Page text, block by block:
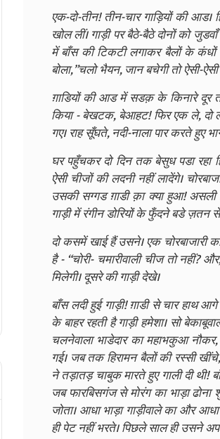
एक-दो-तीन! तीन-चार गाड़ियों की
खोल लीं। गाड़ी पर बैठे-बैठे दोनों को
में बाँस की टिकटी लगाकर बैलों के कंधों
बोला,”चलो भैयन, जान बचेगी तो ऐसी-
ग़ाडियों की आड में सडक़ के किनारे दूर
किया - बेखटक, बेआहट! फिर एक ले, दो
गए। राह सूँघते, नदी-नाला पार करते हुए
घर पहुँचकर दो दिन तक बेसुध पडा
ऐसी चीजों की लदनी नहीं लादेंगे।
उसकी सग्गड ग़ाडी क़ा क्या हुआ! असली
गाड़ी में रंगीन डोरियों के फुँदने बडे ज़तन
दो कसमें खाई हैं उसने। एक चोरबाजारी
है - “चोरी- चमारीवाली चीज तो नहीं?
मिलेगी। दूसरे की गाड़ी देखे।
बाँस लदी हुई गाड़ी! ग़ाडी से चार हाथ
के बाहर रहती है गाड़ी हमेशा। सो
चलनेवाला भाडेदार का महाभकुआ
गई। जब तक हिरामन बैलों की रस्सी
ने तड़ातड़ चाबुक मारते हुए गाली दी थी!
जब फारबिसगंज से मोरंग का भाड़ा ढोना
जोता। आधा भाड़ा गाड़ीवाले का और
ही पेट नहीं भरते। पिछले साल ही उसने